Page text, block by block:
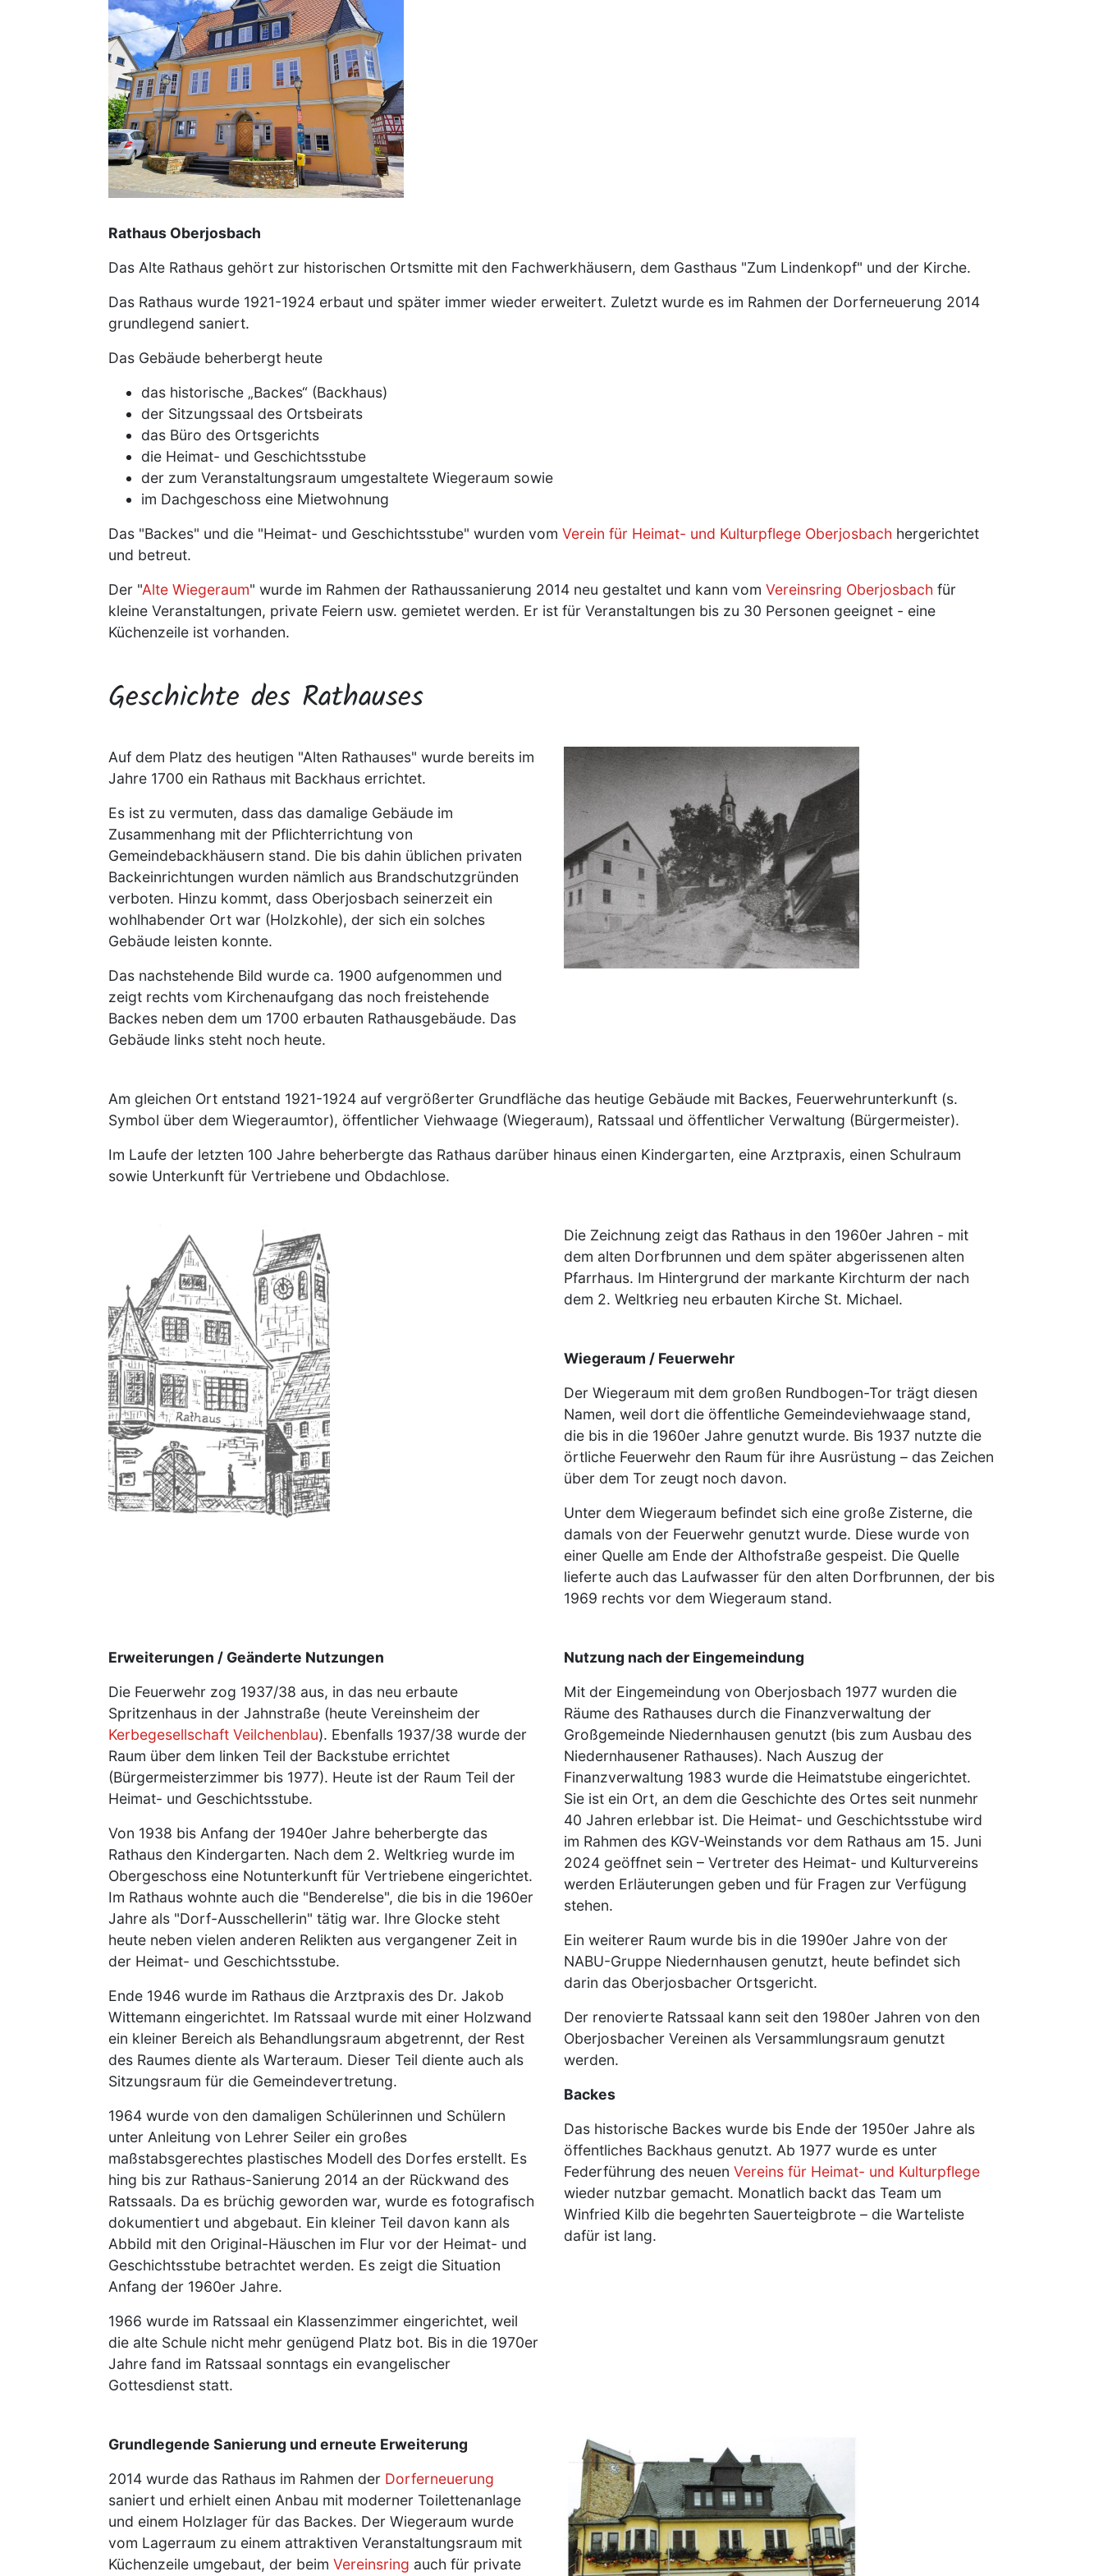
Rathaus Oberjosbach
Das Alte Rathaus gehört zur historischen Ortsmitte mit den Fachwerkhäusern, dem Gasthaus "Zum Lindenkopf" und der Kirche.
Das Rathaus wurde 1921-1924 erbaut und später immer wieder erweitert. Zuletzt wurde es im Rahmen der Dorferneuerung 2014
grundlegend saniert.
Das Gebäude beherbergt heute
das historische „Backes“ (Backhaus)
der Sitzungssaal des Ortsbeirats
das Büro des Ortsgerichts
die Heimat- und Geschichtsstube
der zum Veranstaltungsraum umgestaltete Wiegeraum sowie
im Dachgeschoss eine Mietwohnung
Das "Backes" und die "Heimat- und Geschichtsstube" wurden vom Verein für Heimat- und Kulturpflege Oberjosbach hergerichtet
und betreut.
Der "Alte Wiegeraum" wurde im Rahmen der Rathaussanierung 2014 neu gestaltet und kann vom Vereinsring Oberjosbach für
kleine Veranstaltungen, private Feiern usw. gemietet werden. Er ist für Veranstaltungen bis zu 30 Personen geeignet - eine
Küchenzeile ist vorhanden.
Geschichte des Rathauses
Auf dem Platz des heutigen "Alten Rathauses" wurde bereits im
Jahre 1700 ein Rathaus mit Backhaus errichtet.
Es ist zu vermuten, dass das damalige Gebäude im
Zusammenhang mit der Pflichterrichtung von
Gemeindebackhäusern stand. Die bis dahin üblichen privaten
Backeinrichtungen wurden nämlich aus Brandschutzgründen
verboten. Hinzu kommt, dass Oberjosbach seinerzeit ein
wohlhabender Ort war (Holzkohle), der sich ein solches
Gebäude leisten konnte.
Das nachstehende Bild wurde ca. 1900 aufgenommen und
zeigt rechts vom Kirchenaufgang das noch freistehende
Backes neben dem um 1700 erbauten Rathausgebäude. Das
Gebäude links steht noch heute.
Image
Am gleichen Ort entstand 1921-1924 auf vergrößerter Grundfläche das heutige Gebäude mit Backes, Feuerwehrunterkunft (s.
Symbol über dem Wiegeraumtor), öffentlicher Viehwaage (Wiegeraum), Ratssaal und öffentlicher Verwaltung (Bürgermeister).
Im Laufe der letzten 100 Jahre beherbergte das Rathaus darüber hinaus einen Kindergarten, eine Arztpraxis, einen Schulraum
sowie Unterkunft für Vertriebene und Obdachlose.
Die Zeichnung zeigt das Rathaus in den 1960er Jahren - mit
dem alten Dorfbrunnen und dem später abgerissenen alten
Pfarrhaus. Im Hintergrund der markante Kirchturm der nach
dem 2. Weltkrieg neu erbauten Kirche St. Michael.
Wiegeraum / Feuerwehr
Der Wiegeraum mit dem großen Rundbogen-Tor trägt diesen
Namen, weil dort die öffentliche Gemeindeviehwaage stand,
die bis in die 1960er Jahre genutzt wurde. Bis 1937 nutzte die
örtliche Feuerwehr den Raum für ihre Ausrüstung – das Zeichen
über dem Tor zeugt noch davon.
Unter dem Wiegeraum befindet sich eine große Zisterne, die
damals von der Feuerwehr genutzt wurde. Diese wurde von
einer Quelle am Ende der Althofstraße gespeist. Die Quelle
lieferte auch das Laufwasser für den alten Dorfbrunnen, der bis
1969 rechts vor dem Wiegeraum stand.
Erweiterungen / Geänderte Nutzungen
Die Feuerwehr zog 1937/38 aus, in das neu erbaute
Spritzenhaus in der Jahnstraße (heute Vereinsheim der
Kerbegesellschaft Veilchenblau). Ebenfalls 1937/38 wurde der
Raum über dem linken Teil der Backstube errichtet
(Bürgermeisterzimmer bis 1977). Heute ist der Raum Teil der
Heimat- und Geschichtsstube.
Von 1938 bis Anfang der 1940er Jahre beherbergte das
Rathaus den Kindergarten. Nach dem 2. Weltkrieg wurde im
Obergeschoss eine Notunterkunft für Vertriebene eingerichtet.
Im Rathaus wohnte auch die "Benderelse", die bis in die 1960er
Jahre als "Dorf-Ausschellerin" tätig war. Ihre Glocke steht
heute neben vielen anderen Relikten aus vergangener Zeit in
der Heimat- und Geschichtsstube.
Ende 1946 wurde im Rathaus die Arztpraxis des Dr. Jakob
Wittemann eingerichtet. Im Ratssaal wurde mit einer Holzwand
ein kleiner Bereich als Behandlungsraum abgetrennt, der Rest
des Raumes diente als Warteraum. Dieser Teil diente auch als
Sitzungsraum für die Gemeindevertretung.
1964 wurde von den damaligen Schülerinnen und Schülern
unter Anleitung von Lehrer Seiler ein großes
maßstabsgerechtes plastisches Modell des Dorfes erstellt. Es
hing bis zur Rathaus-Sanierung 2014 an der Rückwand des
Ratssaals. Da es brüchig geworden war, wurde es fotografisch
dokumentiert und abgebaut. Ein kleiner Teil davon kann als
Abbild mit den Original-Häuschen im Flur vor der Heimat- und
Geschichtsstube betrachtet werden. Es zeigt die Situation
Anfang der 1960er Jahre.
1966 wurde im Ratssaal ein Klassenzimmer eingerichtet, weil
die alte Schule nicht mehr genügend Platz bot. Bis in die 1970er
Jahre fand im Ratssaal sonntags ein evangelischer
Gottesdienst statt.
Nutzung nach der Eingemeindung
Mit der Eingemeindung von Oberjosbach 1977 wurden die
Räume des Rathauses durch die Finanzverwaltung der
Großgemeinde Niedernhausen genutzt (bis zum Ausbau des
Niedernhausener Rathauses). Nach Auszug der
Finanzverwaltung 1983 wurde die Heimatstube eingerichtet.
Sie ist ein Ort, an dem die Geschichte des Ortes seit nunmehr
40 Jahren erlebbar ist. Die Heimat- und Geschichtsstube wird
im Rahmen des KGV-Weinstands vor dem Rathaus am 15. Juni
2024 geöffnet sein – Vertreter des Heimat- und Kulturvereins
werden Erläuterungen geben und für Fragen zur Verfügung
stehen.
Ein weiterer Raum wurde bis in die 1990er Jahre von der
NABU-Gruppe Niedernhausen genutzt, heute befindet sich
darin das Oberjosbacher Ortsgericht.
Der renovierte Ratssaal kann seit den 1980er Jahren von den
Oberjosbacher Vereinen als Versammlungsraum genutzt
werden.
Backes
Das historische Backes wurde bis Ende der 1950er Jahre als
öffentliches Backhaus genutzt. Ab 1977 wurde es unter
Federführung des neuen Vereins für Heimat- und Kulturpflege
wieder nutzbar gemacht. Monatlich backt das Team um
Winfried Kilb die begehrten Sauerteigbrote – die Warteliste
dafür ist lang.
Grundlegende Sanierung und erneute Erweiterung
2014 wurde das Rathaus im Rahmen der Dorferneuerung
saniert und erhielt einen Anbau mit moderner Toilettenanlage
und einem Holzlager für das Backes. Der Wiegeraum wurde
vom Lagerraum zu einem attraktiven Veranstaltungsraum mit
Küchenzeile umgebaut, der beim Vereinsring auch für private
Image